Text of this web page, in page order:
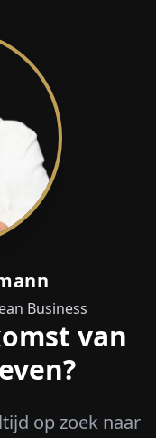
Business
van
op zoek naar